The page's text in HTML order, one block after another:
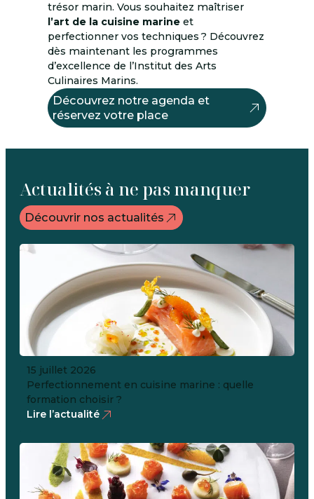
trésor marin. Vous souhaitez maîtriser
l’art de la cuisine marine et
perfectionner vos techniques ? Découvrez
dès maintenant les programmes
d’excellence de l’Institut des Arts
Culinaires Marins.
Découvrez notre agenda et
réservez votre place
Actualités à ne pas manquer
Découvrir nos actualités
15 juillet 2026
Perfectionnement en cuisine marine : quelle
formation choisir ?
Lire l’actualité